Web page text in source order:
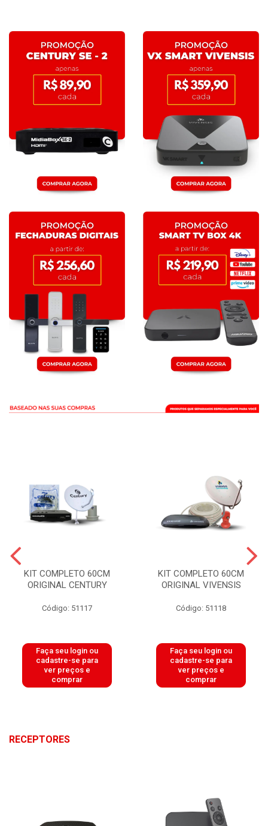
KIT COMPLETO 60CM
ORIGINAL CENTURY
Código: 51117
Faça seu login ou
cadastre-se para
ver preços e
comprar
KIT COMPLETO 60CM
ORIGINAL VIVENSIS
Código: 51118
Faça seu login ou
cadastre-se para
ver preços e
comprar
RECEPTORES